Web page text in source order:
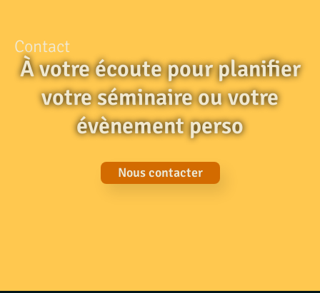
Contact
À votre écoute pour planifier
votre séminaire ou votre
évènement perso
Nous contacter